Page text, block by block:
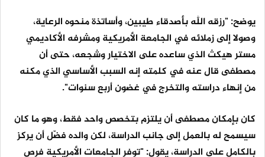
يوضح: "رزقه الله بأصدقاء طيبين، وأساتذة منحوه الرعاية،
وصولا إلى زملائه في الجامعة الأمريكية ومشرفه الأكاديمي
مستر هيكث الذي ساعده على الاختيار وشجعه، حتى أن
مصطفى قال عنه في كلمته إنه السبب الأساسي الذي مكنه
من إنهاء دراسته والتخرج في غضون أربع سنوات".
كان بإمكان مصطفى أن يلتزم بتخصص واحد فقط، وهو ما كان
سيسمح له بالعمل إلى جانب الدراسة، لكن والده فضّل أن يركز
بالكامل على الدراسة، يقول: "توفر الجامعات الأمريكية فرص